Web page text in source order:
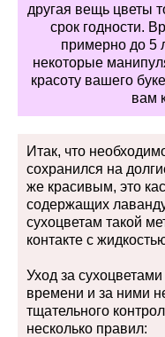
другая вещь цветы
срок годности.
примерно до 5
некоторые
красоту вашего
вам
Итак, что
сохранился на
же красивым, это
содержащих
сухоцветам такой
контакте с
Уход за
времени и за ними
тщательного
несколько правил: